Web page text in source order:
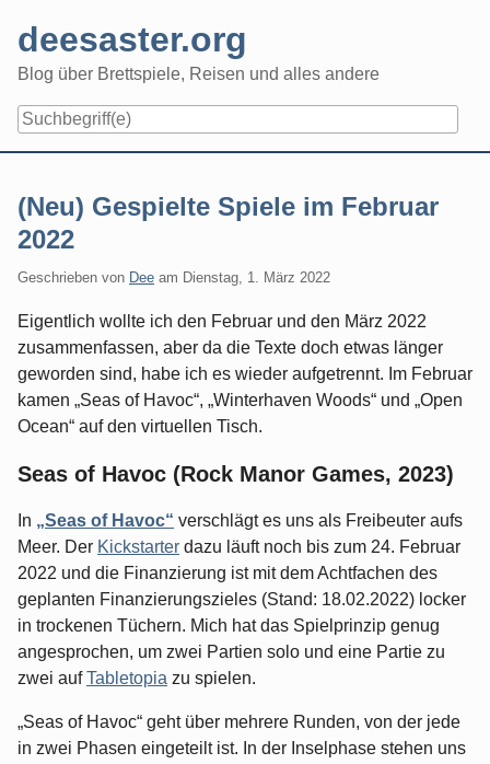
content
deesaster.org
Blog über Brettspiele, Reisen und alles andere
(Neu) Gespielte Spiele im Februar
2022
Geschrieben von Dee am Dienstag, 1. März 2022
Eigentlich wollte ich den Februar und den März 2022
zusammenfassen, aber da die Texte doch etwas länger
geworden sind, habe ich es wieder aufgetrennt. Im Februar
kamen „Seas of Havoc“, „Winterhaven Woods“ und „Open
Ocean“ auf den virtuellen Tisch.
Seas of Havoc (Rock Manor Games, 2023)
In „Seas of Havoc“ verschlägt es uns als Freibeuter aufs
Meer. Der Kickstarter dazu läuft noch bis zum 24. Februar
2022 und die Finanzierung ist mit dem Achtfachen des
geplanten Finanzierungszieles (Stand: 18.02.2022) locker
in trockenen Tüchern. Mich hat das Spielprinzip genug
angesprochen, um zwei Partien solo und eine Partie zu
zwei aufTabletopia zu spielen.
„Seas of Havoc“ geht über mehrere Runden, von der jede
in zwei Phasen eingeteilt ist. In der Inselphase stehen uns